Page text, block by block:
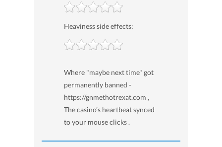
Heaviness side effects:
Where "maybe next time" got
permanently banned -
https://gnmethotrexat.com ,
The casino’s heartbeat synced
to your mouse clicks .